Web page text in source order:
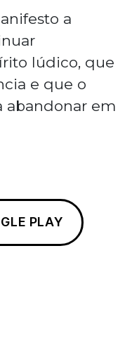
a
lúdico, que
e que o
abandonar em
PLAY